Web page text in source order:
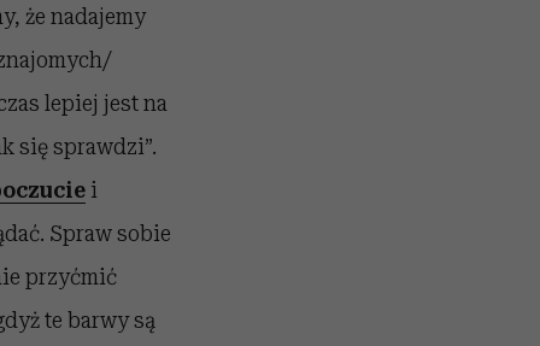
że nadajemy
lepiej jest na
się sprawdzi”.
i
Spraw sobie
przyćmić
te barwy są